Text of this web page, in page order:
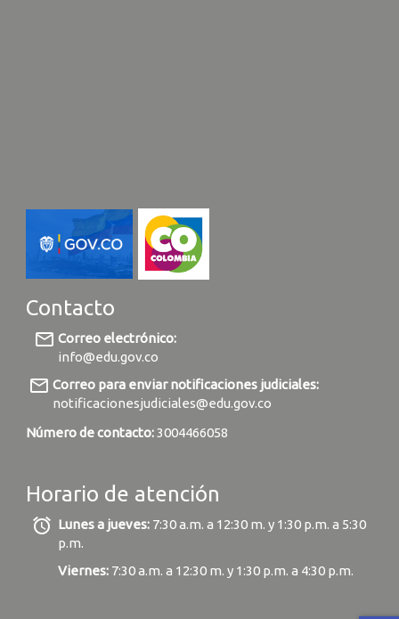
Contacto
mail_outline Correo electrónico:
info@edu.gov.co
mail_outline Correo para enviar notificaciones judiciales:
notificacionesjudiciales@edu.gov.co
Número de contacto:3004466058
Horario de atención
alarm Lunes a jueves: 7:30 a.m. a 12:30 m. y 1:30 p.m. a 5:30
p.m.
Viernes:7:30 a.m. a 12:30 m. y 1:30 p.m. a 4:30 p.m.